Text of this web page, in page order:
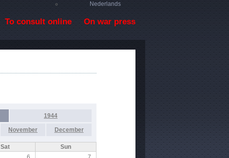
Nederlands
To consult online On war press
1944
November December
Sat
Sun